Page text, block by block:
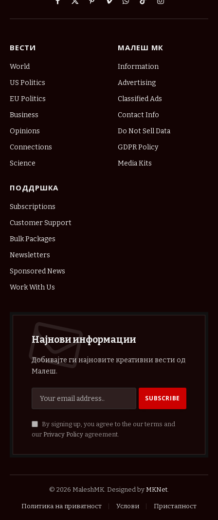
Facebook
X
PinterestVimeoWhatsApp
TikTokInstagram
ВЕСТИ
World
US Politics
EU Politics
Business
Opinions
Connections
Science
МАЛЕШ МК
Information
Advertising
Classified Ads
Contact Info
Do Not Sell Data
GDPR Policy
Media Kits
ПОДДРШКА
Subscriptions
Customer Support
Bulk Packages
Newsletters
Sponsored News
Work With Us
Најнови информации
Добивајте ги најновите креативни вести од
Малеш.
By signing up, you agree to the our terms and
our Privacy Policyagreement.
© 2026 MaleshMK. Designed by MKNet.
Политика на приватност Услови Пристапност